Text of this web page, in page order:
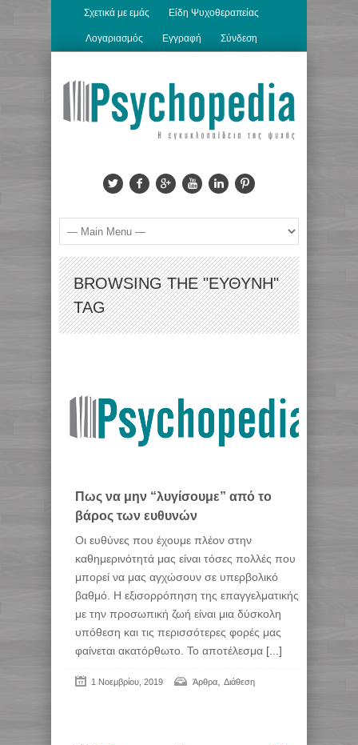
Σχετικά με εμάς Είδη Ψυχοθεραπείας
Λογαριασμός Εγγραφή Σύνδεση
BROWSING THE "ΕΥΘΎΝΗ"
TAG
Πως να μην “λυγίσουμε” από το
βάρος των ευθυνών
Οι ευθύνες που έχουμε πλέον στην
καθημερινότητά μας είναι τόσες πολλές που
μπορεί να μας αγχώσουν σε υπερβολικό
βαθμό. Η εξισορρόπηση της επαγγελματικής
με την προσωπική ζωή είναι μια δύσκολη
υπόθεση και τις περισσότερες φορές μας
φαίνεται ακατόρθωτο. Το αποτέλεσμα [...]
1 Νοεμβρίου, 2019 Άρθρα, Διάθεση